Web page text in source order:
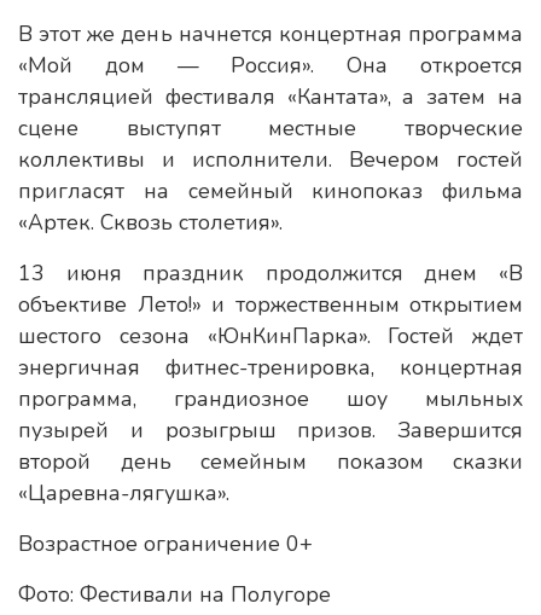
В этот же день начнется концертная программа
«Мой дом — Россия». Она откроется
трансляцией фестиваля «Кантата», а затем на
сцене выступят местные творческие
коллективы и исполнители. Вечером гостей
пригласят на семейный кинопоказ фильма
«Артек. Сквозь столетия».
13 июня праздник продолжится днем «В
объективе Лето!» и торжественным открытием
шестого сезона «ЮнКинПарка». Гостей ждет
энергичная фитнес-тренировка, концертная
программа, грандиозное шоу мыльных
пузырей и розыгрыш призов. Завершится
второй день семейным показом сказки
«Царевна-лягушка».
Возрастное ограничение 0+
Фото: Фестивали на Полугоре